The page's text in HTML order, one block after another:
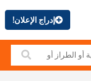
إدراج الإعلان!